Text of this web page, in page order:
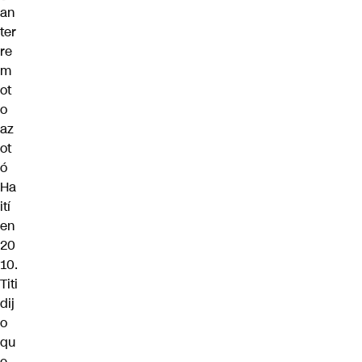
an
ter
re
m
ot
o
az
ot
ó
Ha
ití
en
20
10.
Titi
dij
o
qu